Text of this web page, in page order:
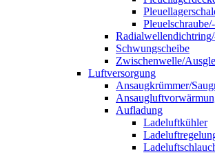
Schwungscheibe
Zwischenwelle/
Luftversorgung
Ansaugkrümmer/
Aufladung
Ladeluftkühler